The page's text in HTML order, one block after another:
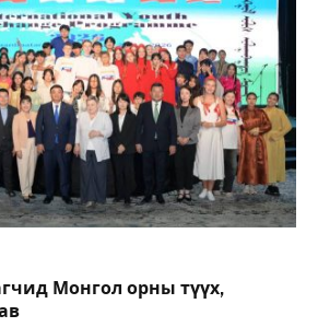
Монгол орны түүх,